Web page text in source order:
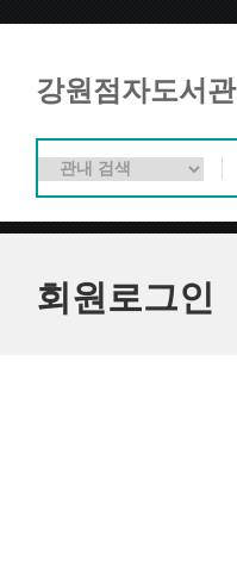
강원점자도서관
회원로그인